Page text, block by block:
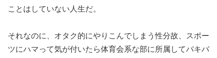
ことはしていない人生だ。
それなのに、オタク的にやりこんでしまう性分故、スポー
ツにハマって気が付いたら体育会系な部に所属してバキバ